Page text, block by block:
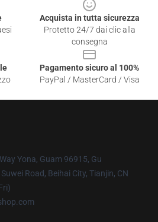
Acquista in tutta sicurezza
Protetto 24/7 dai clic alla
consegna
Pagamento sicuro al 100%
PayPal / MasterCard / Visa
Yona, Guam 96915, Gu
Road, Beihai City, Tianjin, CN